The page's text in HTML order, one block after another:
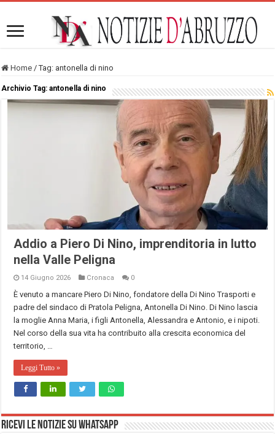
Home / Tag: antonella di nino
Archivio Tag:antonella di nino
Addio a Piero Di Nino, imprenditoria in lutto
nella Valle Peligna
14 Giugno 2026 Cronaca 0
È venuto a mancare Piero Di Nino, fondatore della Di Nino Trasporti e
padre del sindaco di Pratola Peligna, Antonella Di Nino. Di Nino lascia
la moglie Anna Maria, i figli Antonella, Alessandra e Antonio, e i nipoti.
Nel corso della sua vita ha contribuito alla crescita economica del
territorio, …
Leggi Tutto »
Ricevi le notizie su Whatsapp